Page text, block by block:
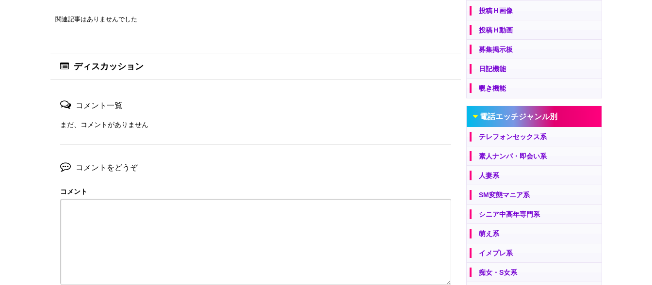
関連記事はありませんでした
ディスカッション
コメント一覧
まだ、コメントがありません
コメントをどうぞ
コメント
投稿Ｈ画像
投稿Ｈ動画
募集掲示板
日記機能
覗き機能
電話エッチジャンル別
テレフォンセックス系
素人ナンパ・即会い系
人妻系
SM変態マニア系
シニア中高年専門系
萌え系
イメプレ系
痴女・S女系